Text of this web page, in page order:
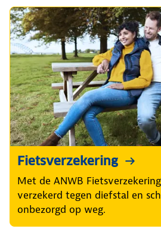
Fietsverzekering
Met de ANWB
verzekerd tegen diefstal en
onbezorgd op weg.